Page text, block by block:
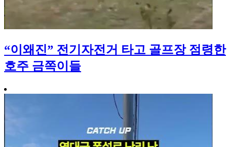
“이왜진” 전기자전거 타고 골프장 점령한
호주 금쪽이들